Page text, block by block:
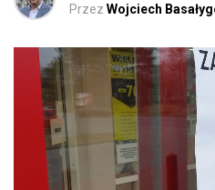
Przez Wojciech